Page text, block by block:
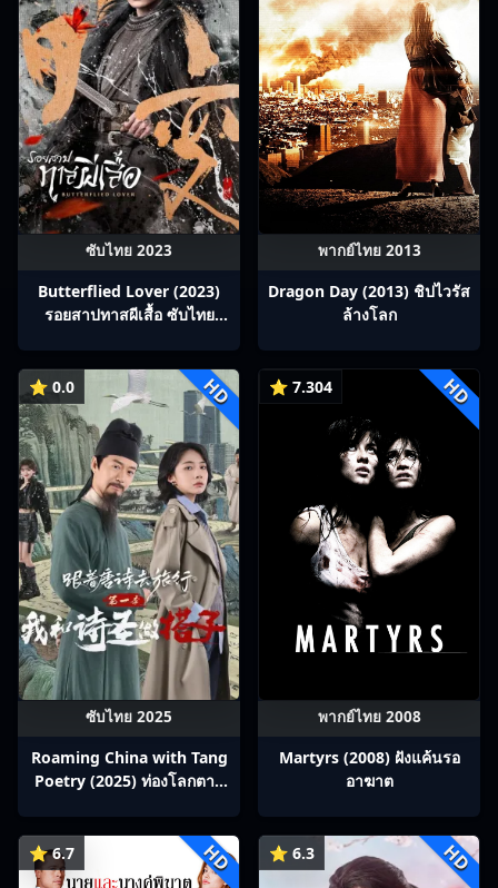
ซับไทย 2023
Butterflied Lover (2023)
รอยสาปทาสผีเสื้อ ซับไทย
พากย์ไทย 2013
Dragon Day (2013) ชิปไวรัส
ล้างโลก
⭐ 0.0 HD
ซับไทย 2025
Roaming China with Tang
Poetry (2025) ท่องโลกตาม
⭐ 7.304 HD
พากย์ไทย 2008
Martyrs (2008) ฝังแค้นรอ
อาฆาต
⭐ 6.7 HD ⭐ 6.3 HD